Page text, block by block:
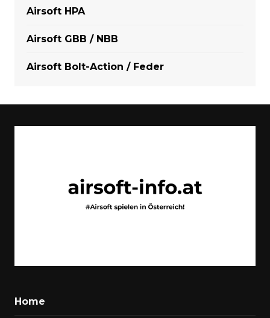
Airsoft HPA
Airsoft GBB / NBB
Airsoft Bolt-Action / Feder
Home